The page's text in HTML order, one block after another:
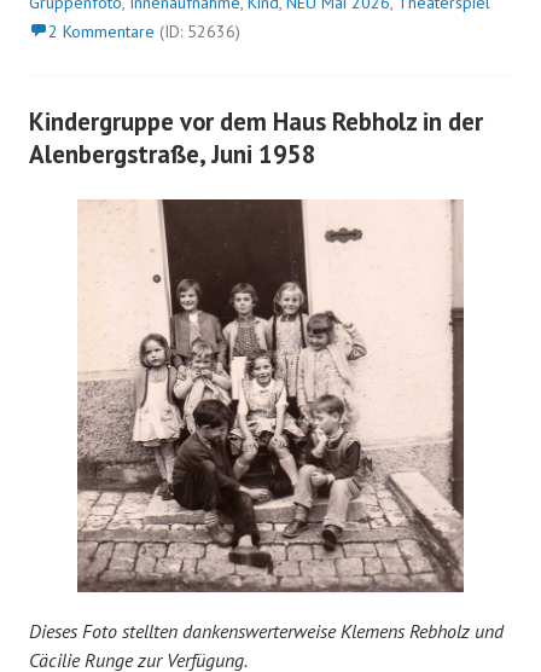
2 Kommentare (ID: 52636)
Kindergruppe vor dem Haus Rebholz in der
Alenbergstraße, Juni 1958
Dieses Foto stellten dankenswerterweise Klemens Rebholz und
Cäcilie Runge zur Verfügung.